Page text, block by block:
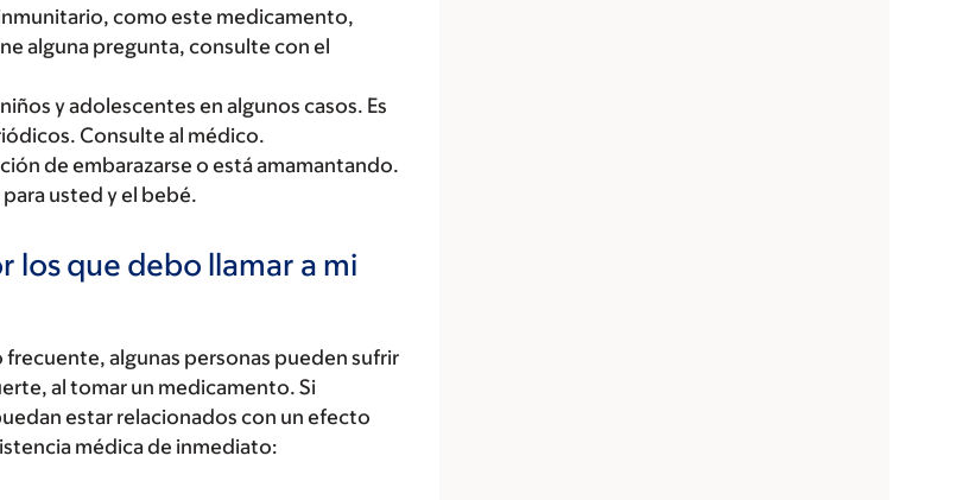
como este medicamento,
alguna pregunta, consulte con el
y adolescentes en algunos casos. Es
Consulte al médico.
de embarazarse o está amamantando.
usted y el bebé.
los que debo llamar a mi
frecuente, algunas personas pueden sufrir
al tomar un medicamento. Si
estar relacionados con un efecto
médica de inmediato: